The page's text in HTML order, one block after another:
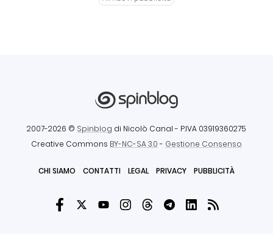
2007-2026 © Spinblog di Nicolò Canal - P.IVA 03919360275
Creative Commons BY-NC-SA 3.0- Gestione Consenso
CHI SIAMO CONTATTI LEGAL PRIVACY PUBBLICITÀ